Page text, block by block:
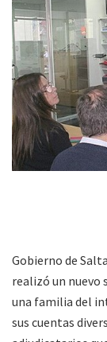
Gobierno de
realizó un nuevo
una familia del
sus cuentas